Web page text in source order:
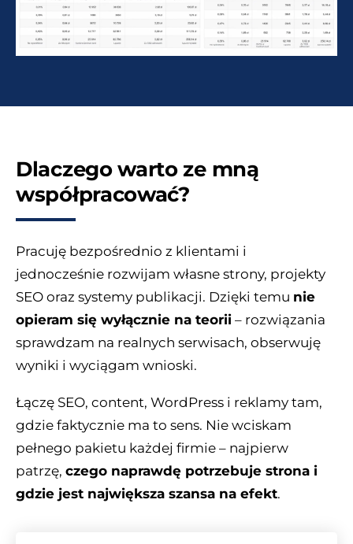
Dlaczego warto ze mną
współpracować?
Pracuję bezpośrednio z klientami i
jednocześnie rozwijam własne strony, projekty
SEO oraz systemy publikacji. Dzięki temu nie
opieram się wyłącznie na teorii – rozwiązania
sprawdzam na realnych serwisach, obserwuję
wyniki i wyciągam wnioski.
Łączę SEO, content, WordPress i reklamy tam,
gdzie faktycznie ma to sens. Nie wciskam
pełnego pakietu każdej firmie – najpierw
patrzę, czego naprawdę potrzebuje strona i
gdzie jest największa szansa na efekt.